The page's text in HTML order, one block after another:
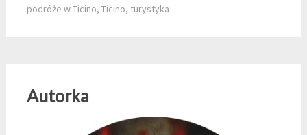
podróże w Ticino, Ticino, turystyka
Autorka